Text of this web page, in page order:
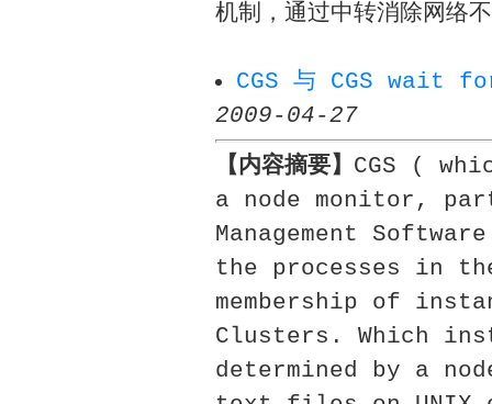
机制，通过中转消除网络
CGS 与 CGS wait
2009-04-27
【内容摘要】 CGS (
a node monitor,
Management
the processes in
membership of
Clusters. Which
determined by a